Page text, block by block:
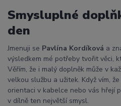
Smysluplné
den
Jmenuji se Pavlína Kordíková a
výsledkem mé potřeby tvořit věci,
Věřím, že i malý doplněk může v
velkou službu a užitek. Když vím,
orientaci v kabelce nebo vás hřejí
v dílně ten největší smysl.